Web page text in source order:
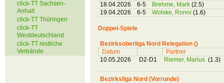
click-TT Sachsen-
Anhalt
click-TT Thüringen
click-TT
Westdeutschland
click-TT restliche
Verbände
18.04.2026
6-5 Brehme, Mark (2.5)
19.04.2026
6-5 Wolske, Ronni (1.6)
Doppel-Spiele
Bezirksoberliga Nord Relegation ()
Datum
Partner
10.05.2026
D2-D1 Riemer, Marius (1.3)
Bezirksliga Nord (Vorrunde)